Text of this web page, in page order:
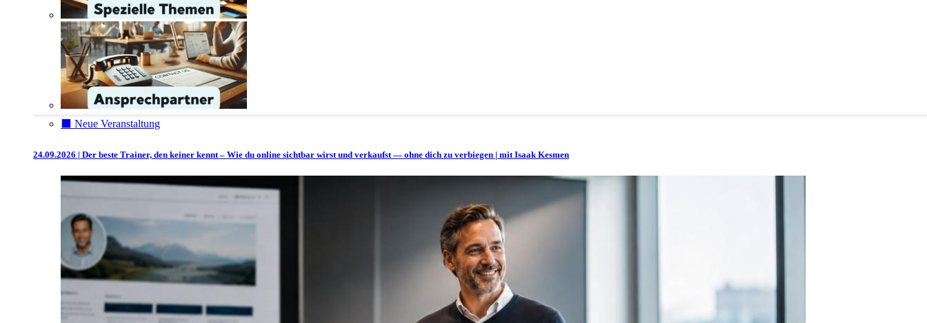
⬛️ Neue Veranstaltung
24.09.2026 | Der beste Trainer, den keiner kennt – Wie du online sichtbar wirst und verkaufst — ohne dich zu verbiegen | mit Isaak Kesmen